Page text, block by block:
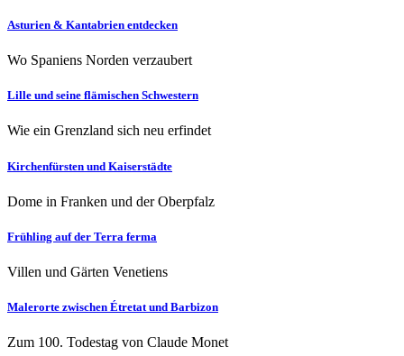
Asturien & Kantabrien entdecken
Wo Spaniens Norden verzaubert
Lille und seine flämischen Schwestern
Wie ein Grenzland sich neu erfindet
Kirchenfürsten und Kaiserstädte
Dome in Franken und der Oberpfalz
Frühling auf der Terra ferma
Villen und Gärten Venetiens
Malerorte zwischen Étretat und Barbizon
Zum 100. Todestag von Claude Monet